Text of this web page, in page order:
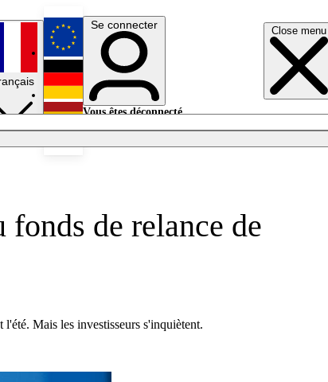
Close menu
English
Deutsch
Se connecter
Vous êtes déconnecté.
de relance de
Mais les investisseurs s'inquiètent.